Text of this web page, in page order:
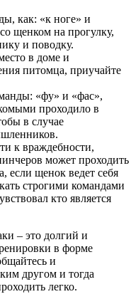
как: «к ноге» и
щенком на прогулку,
и поводку.
в доме и
питомца, приучайте
«фу» и «фас»,
проходило в
в случае
к враждебности,
может проходить
если щенок ведет себя
строгими командами
кто является
– это долгий и
в форме
и
другом и тогда
легко.